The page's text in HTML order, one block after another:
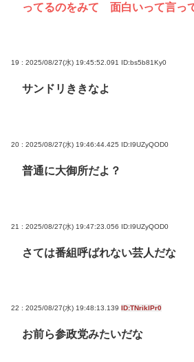
ってるのをみて 面白いって言っ
19 : 2025/08/27(水) 19:45:52.091 ID:bs5b81Ky0
サンドリききなよ
20 : 2025/08/27(水) 19:46:44.425 ID:I9UZyQOD0
普通に大御所だよ？
21 : 2025/08/27(水) 19:47:23.056 ID:I9UZyQOD0
さては番組呼ばれない芸人だな
22 : 2025/08/27(水) 19:48:13.139 ID:TNriklPr0
お前ら参政党みたいだな